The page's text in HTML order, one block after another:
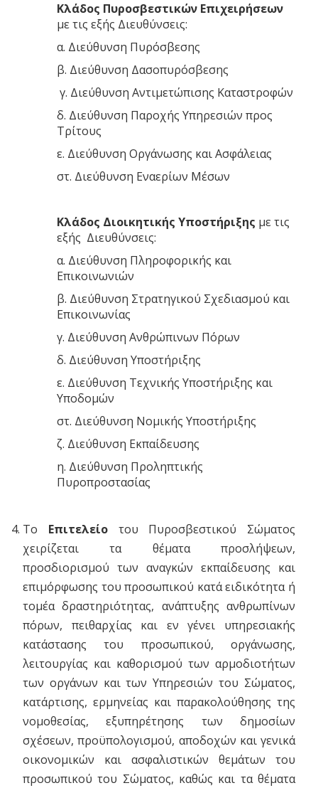
Κλάδος Πυροσβεστικών Επιχειρήσεων
με τις εξής Διευθύνσεις:
α. Διεύθυνση Πυρόσβεσης
β. Διεύθυνση Δασοπυρόσβεσης
γ. Διεύθυνση Αντιμετώπισης Καταστροφών
δ. Διεύθυνση Παροχής Υπηρεσιών προς
Τρίτους
ε. Διεύθυνση Οργάνωσης και Ασφάλειας
στ. Διεύθυνση Εναερίων Μέσων
Κλάδος Διοικητικής Υποστήριξης με τις
εξής Διευθύνσεις:
α. Διεύθυνση Πληροφορικής και
Επικοινωνιών
β. Διεύθυνση Στρατηγικού Σχεδιασμού και
Επικοινωνίας
γ. Διεύθυνση Ανθρώπινων Πόρων
δ. Διεύθυνση Υποστήριξης
ε. Διεύθυνση Τεχνικής Υποστήριξης και
Υποδομών
στ. Διεύθυνση Νομικής Υποστήριξης
ζ. Διεύθυνση Εκπαίδευσης
η. Διεύθυνση Προληπτικής
Πυροπροστασίας
Το Επιτελείοτου Πυροσβεστικού Σώματος
χειρίζεται τα θέματα προσλήψεων,
προσδιορισμού των αναγκών εκπαίδευσης και
επιμόρφωσης του προσωπικού κατά ειδικότητα ή
τομέα δραστηριότητας, ανάπτυξης ανθρωπίνων
πόρων, πειθαρχίας και εν γένει υπηρεσιακής
κατάστασης του προσωπικού, οργάνωσης,
λειτουργίας και καθορισμού των αρμοδιοτήτων
των οργάνων και των Υπηρεσιών του Σώματος,
κατάρτισης, ερμηνείας και παρακολούθησης της
νομοθεσίας, εξυπηρέτησης των δημοσίων
σχέσεων, προϋπολογισμού, αποδοχών και γενικά
οικονομικών και ασφαλιστικών θεμάτων του
προσωπικού του Σώματος, καθώς και τα θέματα